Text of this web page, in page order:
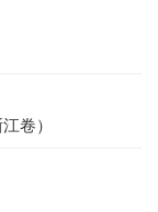
卷）